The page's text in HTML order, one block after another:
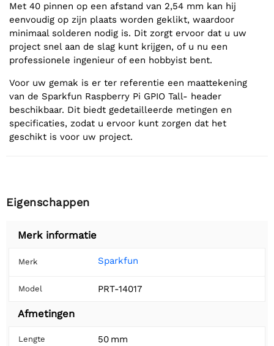
Met 40 pinnen op een afstand van 2,54 mm kan hij
eenvoudig op zijn plaats worden geklikt, waardoor
minimaal solderen nodig is. Dit zorgt ervoor dat u uw
project snel aan de slag kunt krijgen, of u nu een
professionele ingenieur of een hobbyist bent.
Voor uw gemak is er ter referentie een maattekening
van de Sparkfun Raspberry Pi GPIO Tall- header
beschikbaar. Dit biedt gedetailleerde metingen en
specificaties, zodat u ervoor kunt zorgen dat het
geschikt is voor uw project.
Eigenschappen
Merk informatie
Merk Sparkfun
Model PRT-14017
Afmetingen
Lengte 50 mm